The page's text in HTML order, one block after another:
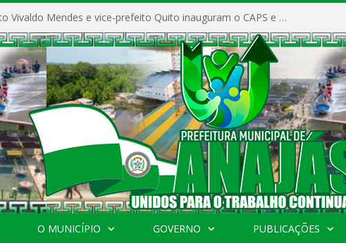
Prefeito Vivaldo Mendes e vice-prefeito Quito inauguram o CAPS e fortalecem a saúde pública em Anajás.
O MUNICÍPIO GOVERNO PUBLICAÇÕES